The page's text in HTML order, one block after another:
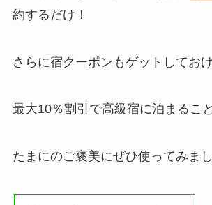
約するだけ！
さらに宿クーポンもゲットしてお
最大10％割引で高級宿に泊まるこ
たまにのご褒美にぜひ使ってみまし